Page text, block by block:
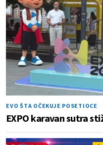
EVO ŠTA OČEKUJE POSETIOCE
EXPO karavan sutra